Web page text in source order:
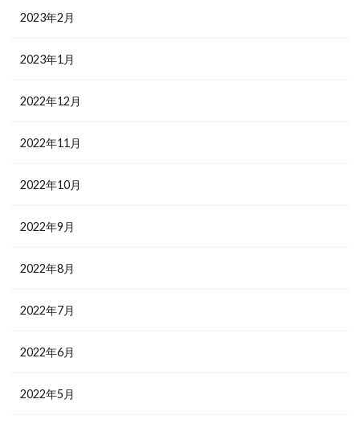
2023年2月
2023年1月
2022年12月
2022年11月
2022年10月
2022年9月
2022年8月
2022年7月
2022年6月
2022年5月